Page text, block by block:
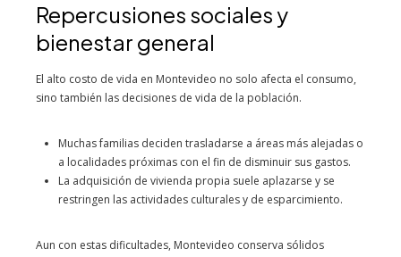
Repercusiones sociales y
bienestar general
El alto costo de vida en Montevideo no solo afecta el consumo,
sino también las decisiones de vida de la población.
Muchas familias deciden trasladarse a áreas más alejadas o
a localidades próximas con el fin de disminuir sus gastos.
La adquisición de vivienda propia suele aplazarse y se
restringen las actividades culturales y de esparcimiento.
Aun con estas dificultades, Montevideo conserva sólidos